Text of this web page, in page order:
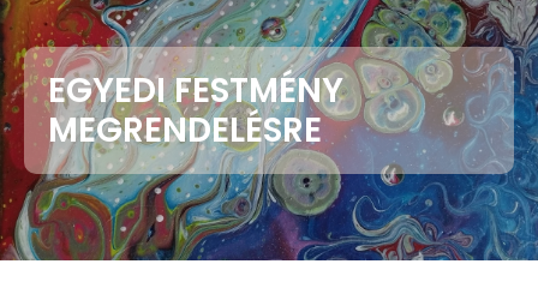
EGYEDI FESTMÉNY
MEGRENDELÉSRE